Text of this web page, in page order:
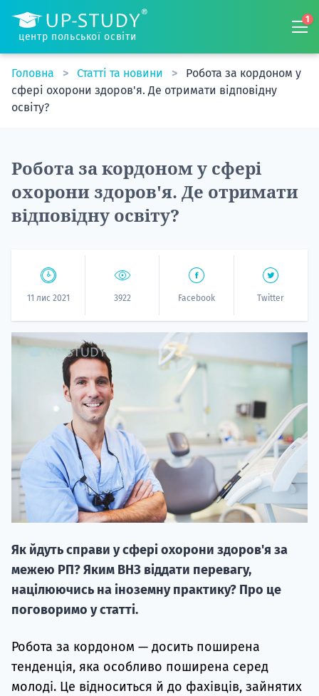
центр польської освіти
1
Головна Статті та новини
Робота за кордоном у
сфері охорони здоров'я. Де отримати відповідну
освіту?
Робота за кордоном у сфері
охорони здоров'я. Де отримати
відповідну освіту?
11 лис 2021 3922 Facebook Twitter
Як йдуть справи у сфері охорони здоров'я за
межею РП? Яким ВНЗ віддати перевагу,
націлюючись на іноземну практику? Про це
поговоримо у статті.
Робота за кордоном — досить поширена
тенденція, яка особливо поширена серед
молоді. Це відноситься й до фахівців, зайнятих
"Навчання
НАБІР